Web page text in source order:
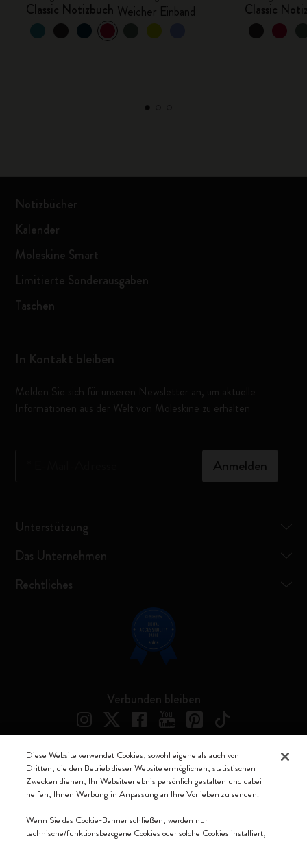
Classic Notizbuch Weicher Einband Classic
Notizbücher
Kalender
Moleskine Smart
Limitierte Sonderausgaben
Taschen
In Kontakt bleiben
Melden Sie sich für unseren Newsletter an, um aktuelle
Informationen aus der Welt von Moleskine zu erhalten
Anmelden
Unterstützung
Das Unternehmen
Rechtliches
Verbunden bleiben
Moleskine ® ist ein eingetragenes Warenzeichen von Moleskine Srl a
socio unico
Italia - P. IVA / CCIAA n. 07234480965 - REA MI 1945400 - Cap.
Soc. €2.181.513,42
Diese Website verwendet Cookies, sowohl eigene als auch von
Dritten, die den Betrieb dieser Website ermöglichen, statistischen
Zwecken dienen, Ihr Websiteerlebnis persönlich gestalten und dabei
helfen, Ihnen Werbung in Anpassung an Ihre Vorlieben zu senden.
Wenn Sie das Cookie-Banner schließen, werden nur
technische/funktionsbezogene Cookies oder solche Cookies installiert,